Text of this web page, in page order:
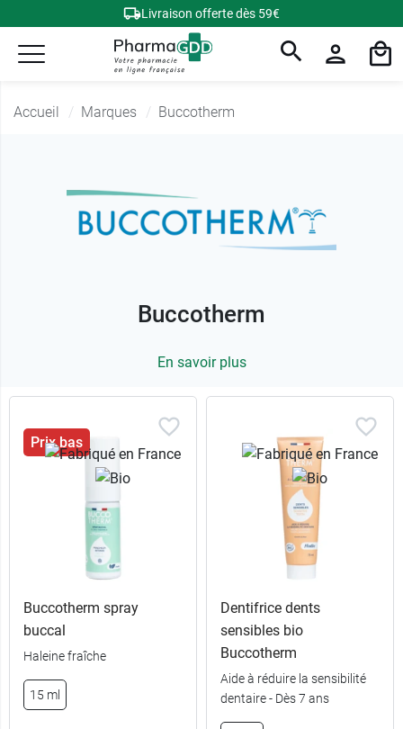
Livraison offerte dès 59€
Accueil Marques Buccotherm
Buccotherm
En savoir plus
Prix bas
Buccotherm spray
buccal
Haleine fraîche
15 ml
Dentifrice dents
sensibles bio
Buccotherm
Aide à réduire la sensibilité
dentaire - Dès 7 ans